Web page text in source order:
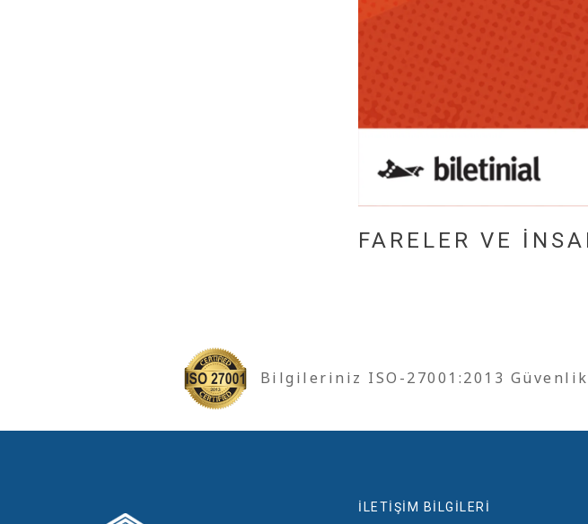
FARELER VE
Bilgileriniz ISO-27001:2013 Güvenlik
İLETİŞİM BİLGİLERİ